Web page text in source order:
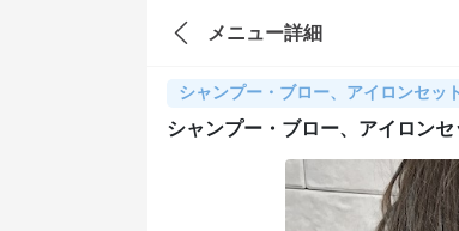
メニュー詳細
シャンプー・ブロー、アイロンセット
シャンプー・ブロー、アイロンセ